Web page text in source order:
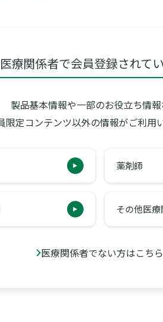
医療関係者で会員登録されて
製品基本情報や一部のお役立ち情報
限定コンテンツ以外の情報がご利用
薬剤師
その他医
医療関係者でない方はこちら